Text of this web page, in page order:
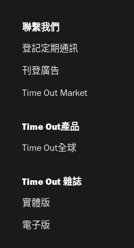
聯繫我們
登記定期通訊
刊登廣告
Time Out Market
Time Out產品
Time Out全球
Time Out 雜誌
實體版
電子版